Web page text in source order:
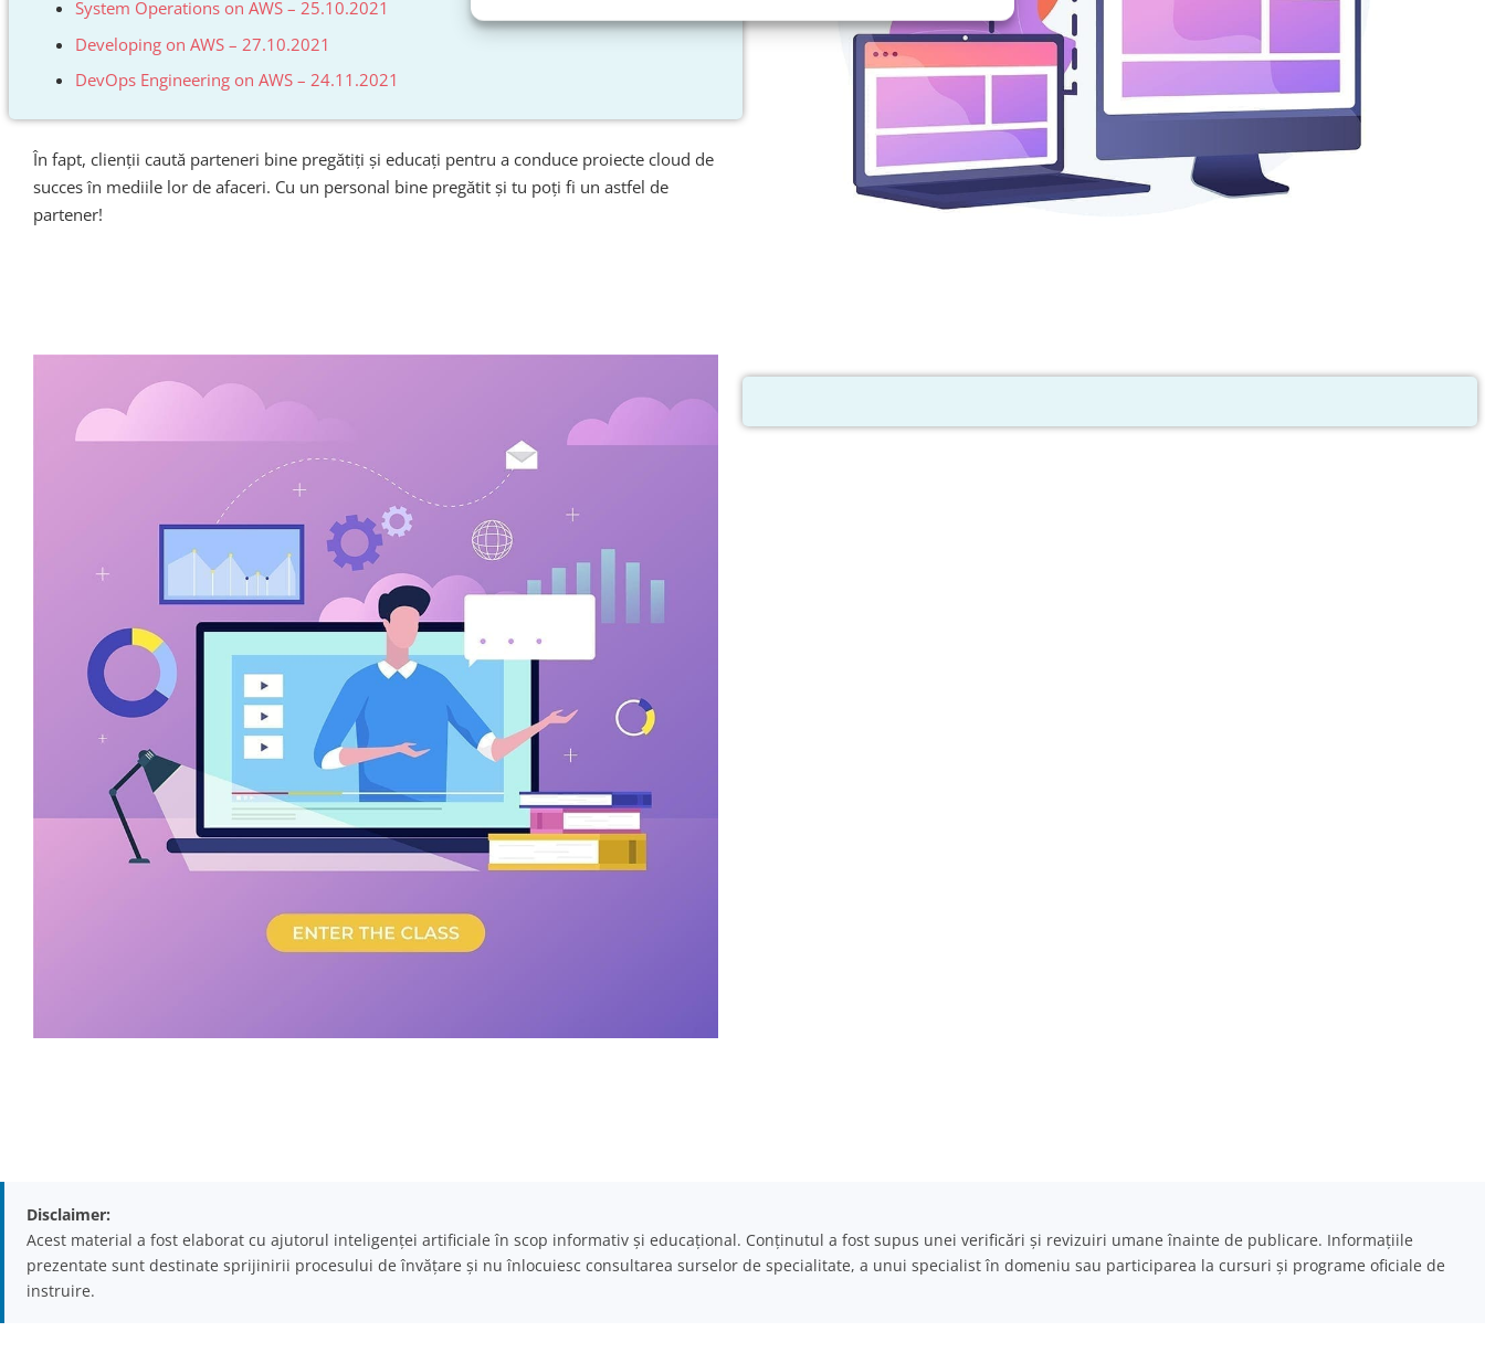
System Operations on AWS – 25.10.2021
Developing on AWS – 27.10.2021
DevOps Engineering on AWS – 24.11.2021
În fapt, clienții caută parteneri bine pregătiți și educați pentru a conduce proiecte cloud de
succes în mediile lor de afaceri. Cu un personal bine pregătit și tu poți fi un astfel de
partener!
Disclaimer:
Acest material a fost elaborat cu ajutorul inteligenței artificiale în scop informativ și educațional. Conținutul a fost supus unei verificări și revizuiri umane înainte de publicare. Informațiile
prezentate sunt destinate sprijinirii procesului de învățare și nu înlocuiesc consultarea surselor de specialitate, a unui specialist în domeniu sau participarea la cursuri și programe oficiale de
instruire.